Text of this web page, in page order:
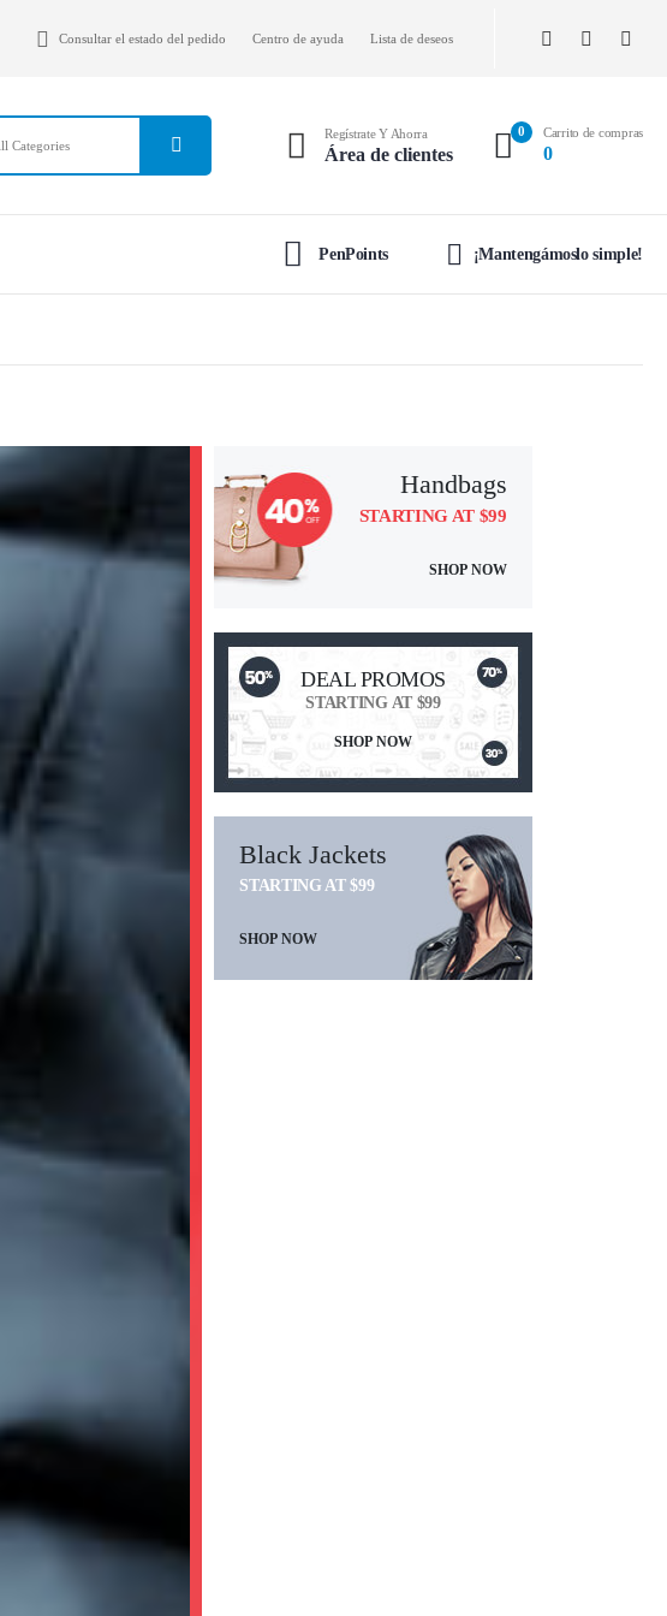
Consultar el estado del pedido Centro de ayuda Lista de deseos
Regístrate Y Ahorra
Área de clientes
0 Carrito de compras
0
PenPoints ¡Mantengámoslo simple!
Handbags
STARTING AT $99
SHOP NOW
DEAL PROMOS
STARTING AT $99
SHOP NOW
Black Jackets
STARTING AT $99
SHOP NOW